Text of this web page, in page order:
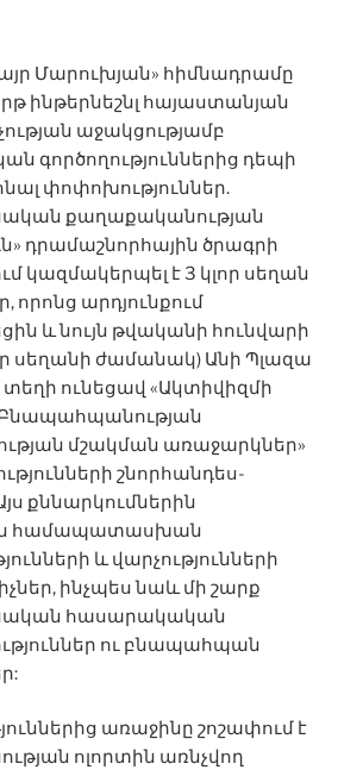
Մարուխյան» հիմնադրամը
ինթերնեշնլ հայաստանյան
աջակցությամբ
գործողություններից դեպի
փոփոխություններ.
քաղաքականության
դրամաշնորհային ծրագրի
կազմակերպել է 3 կլոր սեղան
որոնց արդյունքում
և նույն թվականի հունվարի
սեղանի ժամանակ) Անի Պլազա
տեղի ունեցավ «Ակտիվիզմի
«Բնապահպանության
մշակման առաջարկներ»
շնորհանդես-
քննարկումներին
համապատասխան
և վարչությունների
ինչպես նաև մի շարք
հասարակական
ու բնապահպան
առաջինը շոշափում է
ոլորտին առնչվող